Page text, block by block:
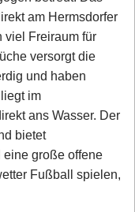
am Hermsdorfer
viel Freiraum für
versorgt die
und haben
im
ans Wasser. Der
bietet
große offene
Fußball spielen,